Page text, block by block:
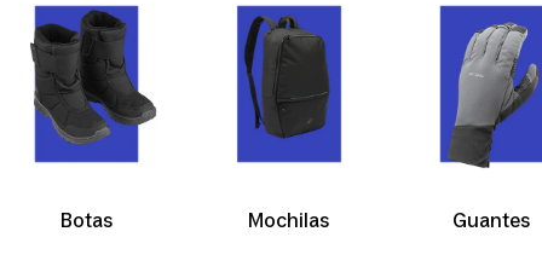
Botas
Mochilas
Guantes